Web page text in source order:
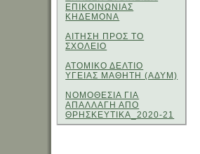
ΕΠΙΚΟΙΝΩΝΙΑΣ
ΚΗΔΕΜΟΝΑ
ΑΙΤΗΣΗ ΠΡΟΣ ΤΟ
ΣΧΟΛΕΙΟ
ΑΤΟΜΙΚΟ ΔΕΛΤΙΟ
ΥΓΕΙΑΣ ΜΑΘΗΤΗ (ΑΔΥΜ)
ΝΟΜΟΘΕΣΙΑ ΓΙΑ
ΑΠΑΛΛΑΓΗ ΑΠΟ
ΘΡΗΣΚΕΥΤΙΚΑ_2020-21